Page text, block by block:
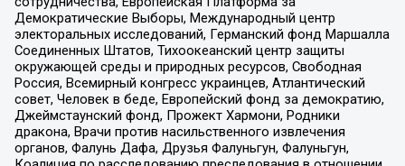
Демократические Выборы, Международный центр
электоральных исследований, Германский фонд Маршалла
Соединенных Штатов, Тихоокеанский центр защиты
окружающей среды и природных ресурсов, Свободная
Россия, Всемирный конгресс украинцев, Атлантический
совет, Человек в беде, Европейский фонд за демократию,
Джеймстаунский фонд, Прожект Хармони, Родники
дракона, Врачи против насильственного извлечения
органов, Фалунь Дафа, Друзья Фалуньгун, Фалуньгун,